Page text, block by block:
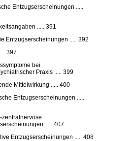
Entzugserscheinungen .....
..... 391
Entzugserscheinungen ..... 392
397
bei
Praxis ..... 399
Mittelwirkung ..... 400
Entzugserscheinungen .....
zentralnervöse
..... 407
Entzugserscheinungen ..... 408